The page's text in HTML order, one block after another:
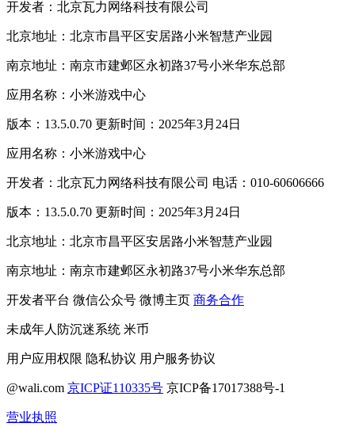
开发者：北京瓦力网络科技有限公司
北京地址：北京市昌平区安居路小米智慧产业园
南京地址：南京市建邺区永初路37号小米华东总部
应用名称：小米游戏中心
版本：13.5.0.70 更新时间：2025年3月24日
应用名称：小米游戏中心
开发者：北京瓦力网络科技有限公司 电话：010-60606666
版本：13.5.0.70 更新时间：2025年3月24日
北京地址：北京市昌平区安居路小米智慧产业园
南京地址：南京市建邺区永初路37号小米华东总部
开发者平台 微信公众号 微博主页 商务合作
未成年人防沉迷系统 米币
用户应用权限 隐私协议 用户服务协议
@wali.com 京ICP证110335号 京ICP备17017388号-1
营业执照